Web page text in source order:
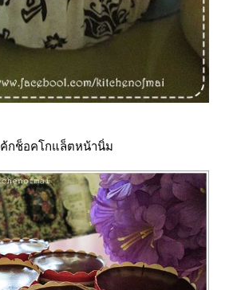
ค้กช็อคโกแล็ตหน้านิ่ม